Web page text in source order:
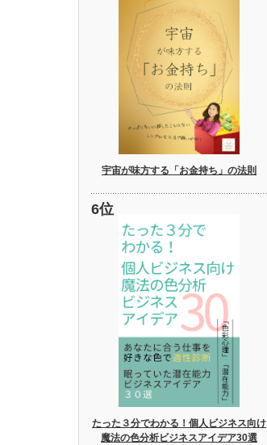
宇宙が味方する「お金持ち」の法則
たった３分でわかる！個人ビジネス向け
魔法の色分析ビジネスアイデア30選